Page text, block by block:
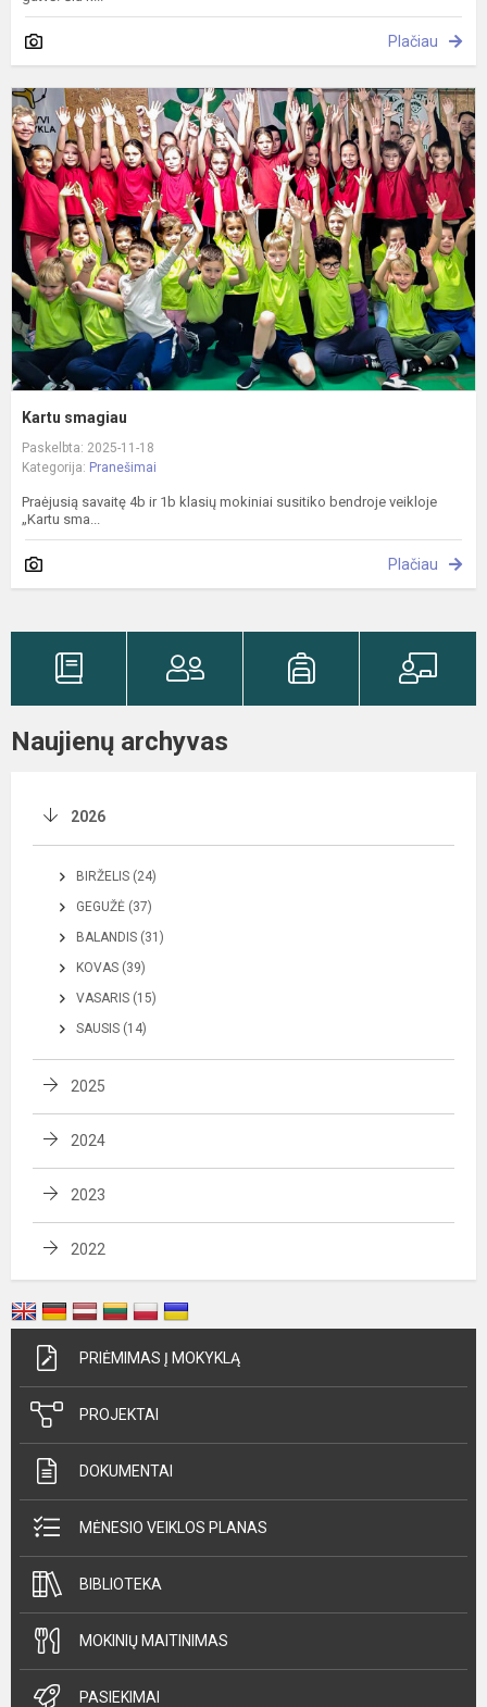
Plačiau
Kartu smagiau
Paskelbta: 2025-11-18
Kategorija: Pranešimai
Praėjusią savaitę 4b ir 1b klasių mokiniai susitiko bendroje veikloje
„Kartu sma...
Plačiau
Naujienų archyvas
2026
BIRŽELIS (24)
GEGUŽĖ (37)
BALANDIS (31)
KOVAS (39)
VASARIS (15)
SAUSIS (14)
2025
2024
2023
2022
PRIĖMIMAS Į MOKYKLĄ
PROJEKTAI
DOKUMENTAI
MĖNESIO VEIKLOS PLANAS
BIBLIOTEKA
MOKINIŲ MAITINIMAS
PASIEKIMAI